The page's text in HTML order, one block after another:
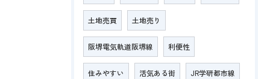
土地売買 土地売り
阪堺電気軌道阪堺線 利便性
住みやすい 活気ある街 JR学研都市線